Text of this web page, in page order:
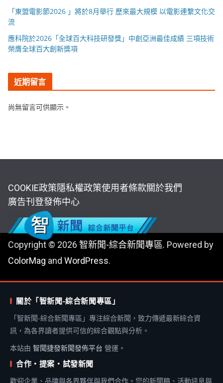
「東盟電影節2026 」將於8月舉行 歷來最大規模 以電影連繫文化交
流
應科院於2026「全球百大科技研發獎」中創亞洲最佳成績 三項技術
榮膺全球百大創新獎項
近期留言
尚無留言可供顯示。
COOKIE政策隱私權政策使用者條款關於我們
廣告刊登發佈中心
Copyright © 2026 智新聞-綜合新聞專區. Powered by
ColorMag and WordPress.
關於「智新聞-綜合新聞專區」
「智新聞-綜合新聞專區」專注綜合新聞，致力傳遞最新綜合資
訊，為各界讀者提供可信的綜合觀點與分析。
本站由 智聞捷發新聞發佈平台 營運。
合作・提案・試發新聞
歡迎企業、品牌與各界夥伴與我們合作。您的新聞稿、活動訊息與